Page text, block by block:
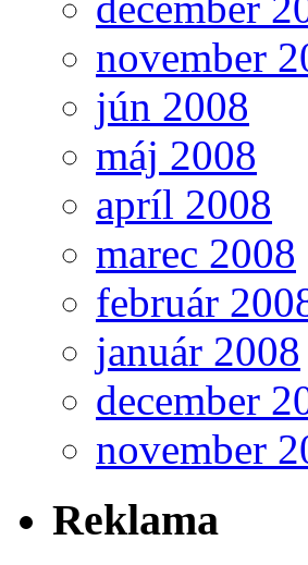
november
jún 2008
máj 2008
apríl 2008
marec 2008
február
január 2008
december
november
Reklama